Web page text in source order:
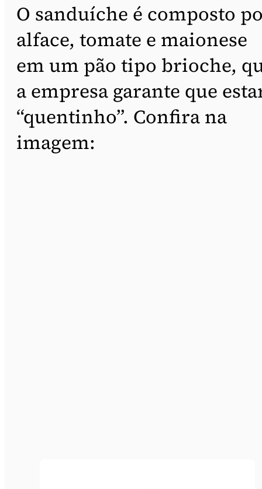
O sanduíche é composto
alface, tomate e maionese
em um pão tipo brioche,
a empresa garante que
“quentinho”. Confira na
imagem: